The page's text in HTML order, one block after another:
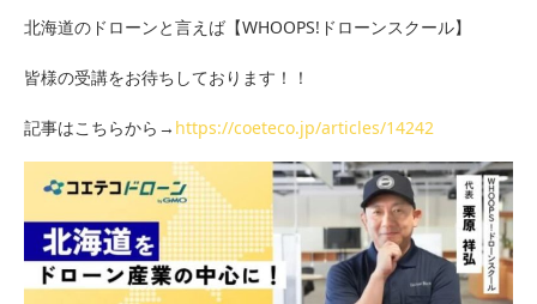
北海道のドローンと言えば【WHOOPS!ドローンスクール】
皆様の受講をお待ちしております！！
記事はこちらから→ https://coeteco.jp/articles/14242